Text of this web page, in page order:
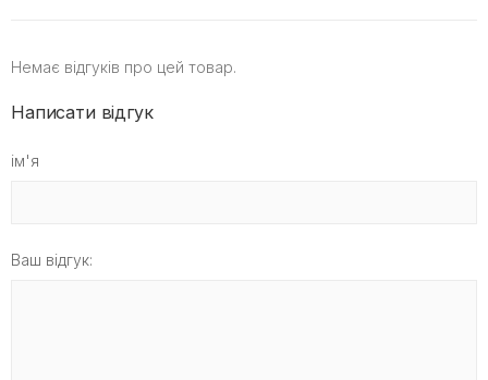
Немає відгуків про цей товар.
Написати відгук
ім'я
Ваш відгук: